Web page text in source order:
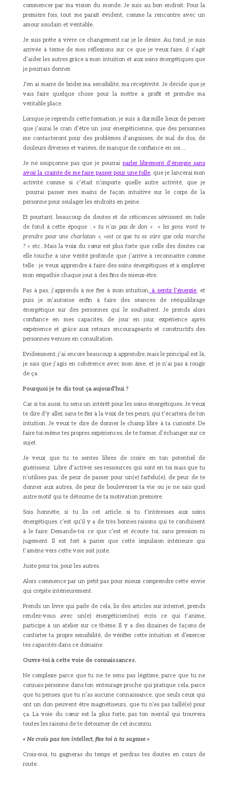
commencer par ma vision du monde. Je suis au bon endroit. Pour la
première fois, tout me paraît évident, comme la rencontre avec un
amour soudain et véritable.
Je suis prête à vivre ce changement car je le désire. Au fond, je suis
arrivée à terme de mes réflexions sur ce que je veux faire, il s’agit
d’aider les autres grâce à mon intuition et aux soins énergétiques que
je pourrais donner.
J’en ai marre de brider ma sensibilité, ma réceptivité. Je décide que je
vais faire quelque chose pour la mettre à profit et prendre ma
véritable place.
Lorsque je reprends cette formation, je suis à dix mille lieux de penser
que j’aurai le cran d’être un jour énergéticienne, que des personnes
me contacteront pour des problèmes d’angoisses, de mal de dos, de
douleurs diverses et variées, de manque de confiance en soi….
Je ne soupçonne pas que je pourrai parler librement d’énergie sans
avoir la crainte de me faire passer pour une folle, que je lancerai mon
activité comme si c’était n’importe quelle autre activité, que je
pourrai passer mes mains de façon intuitive sur le corps de la
personne pour soulager les endroits en peine.
Et pourtant, beaucoup de doutes et de réticences sévissent en toile
de fond à cette époque : « tu n’as pas de don » « les gens vont te
prendre pour une charlatan », »est ce que tu es sûre que cela marche
? » etc.. Mais la voix du cœur est plus forte que celle des doutes car
elle touche à une vérité profonde que j’arrive à reconnaitre comme
telle : je veux apprendre à faire des soins énergétiques et à employer
mon empathie chaque jour à des fins de mieux-être.
Pas à pas, j’apprends à me fier à mon intuition, à sentir l’énergie, et
puis je m’autorise enfin à faire des séances de rééquilibrage
énergétique sur des personnes qui le souhaitent. Je prends alors
confiance en mes capacités, de jour en jour, expérience après
expérience et grâce aux retours encourageants et constructifs des
personnes venues en consultation.
Evidemment, j’ai encore beaucoup à apprendre, mais le principal est là,
je sais que j’agis en cohérence avec mon âme, et je n’ai pas à rougir
de ça.
Pourquoi je te dis tout ça aujourd’hui ?
Car si toi aussi, tu sens un intérêt pour les soins énergétiques. Je veux
te dire d’y aller, sans te fier à la voix de tes peurs, qui t’écartera de ton
intuition. Je veux te dire de donner le champ libre à ta curiosité. De
faire toi-même tes propres expériences, de te former, d’échanger sur ce
sujet.
Je veux que tu te sentes libres de croire en ton potentiel de
guérisseur. Libre d’activer ses ressources qui sont en toi mais que tu
n’utilises pas, de peur de passer pour un(e) farfelu(e), de peur de te
donner aux autres, de peur de bouleverser ta vie ou je ne sais quel
autre motif qui te détourne de ta motivation première.
Sois honnête, si tu lis cet article, si tu t’intéresses aux soins
énergétiques, c’est qu’il y a de très bonnes raisons qui te conduisent
à le faire. Demande-toi ce que c’est et écoute toi, sans pression ni
jugement. Il est fort à parier que cette impulsion intérieure qui
t’amène vers cette voie soit juste.
Juste pour toi, pour les autres.
Alors commence par un petit pas pour mieux comprendre cette envie
qui crépite intérieurement.
Prends un livre qui parle de cela, lis des articles sur internet, prends
rendez-vous avec un(e) énergéticien(ne), écris ce qui t’anime,
participe à un atelier sur ce thème. Il y a des dizaines de façons de
conforter ta propre sensibilité, de vérifier cette intuition et d’exercer
tes capacités dans ce domaine.
Ouvre-toi à cette voie de connaissances.
Ne complexe parce que tu ne te sens pas légitime, parce que tu ne
connais personne dans ton entourage proche qui pratique cela, parce
que tu penses que tu n’as aucune connaissance, que seuls ceux qui
ont un don peuvent être magnétiseurs, que tu n’es pas taillé(e) pour
ça. La voie du cœur est la plus forte, pas ton mental qui trouvera
toutes les raisons de te détourner de cet inconnu.
« Ne crois pas ton intellect, fies toi à ta sagesse »
Crois-moi, tu gagneras du temps et perdras tes doutes en cours de
route.